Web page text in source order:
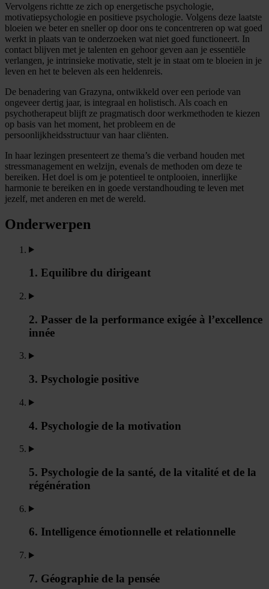
Vervolgens richtte ze zich op energetische psychologie,
motivatiepsychologie en positieve psychologie. Volgens deze laatste
bloeien we beter en sneller op door ons te concentreren op wat goed
werkt in plaats van te onderzoeken wat niet goed functioneert. In
contact blijven met je talenten en gehoor geven aan je essentiële
verlangen, je intrinsieke motivatie, stelt je in staat om te bloeien in je
leven en het te beleven als een heldenreis.
De benadering van Grazyna, ontwikkeld over een periode van
ongeveer dertig jaar, is integraal en holistisch. Als coach en
psychotherapeut blijft ze pragmatisch door werkmethoden te kiezen
op basis van het moment, het probleem en de
persoonlijkheidsstructuur van haar cliënten.
In haar lezingen presenteert ze thema’s die verband houden met
stressmanagement en welzijn, evenals de methoden om deze te
bereiken. Het doel is om je potentieel te ontplooien, innerlijke
harmonie te bereiken en in goede verstandhouding te leven met
jezelf, met anderen en met de wereld.
Onderwerpen
1. Equilibre du dirigeant
2. Passer de la performance exigée à l’excellence
innée
3. Psychologie positive
4. Psychologie de la motivation
5. Psychologie de la santé, de la vitalité et de la
régénération
6. Intelligence émotionnelle et relationnelle
7. Géographie de la pensée